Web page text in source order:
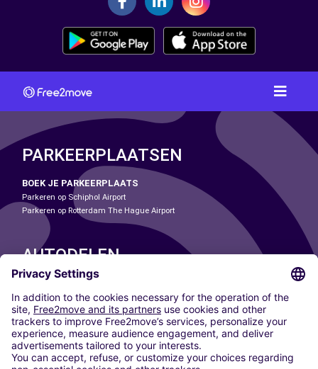
PARKEERPLAATSEN
BOEK JE PARKEERPLAATS
Parkeren op Schiphol Airport
Parkeren op Rotterdam The Hague Airport
AUTODELEN
ONZE STEDEN
Paris
Madrid
Washington DC
Milaan
Rome
Turijn